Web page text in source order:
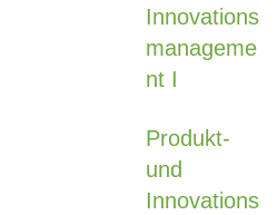
Innovations
manageme
nt I
Produkt-
und
Innovations